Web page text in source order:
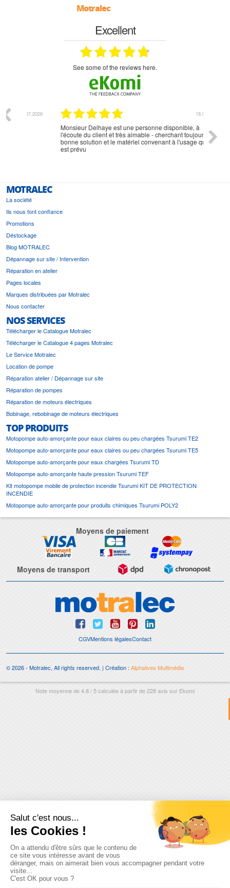
Motralec
Excellent
see some of the reviews here.
Monsieur Delhaye est une personne disponible, à
l'écoute du client et très aimable - cherchant toujours la
bonne solution et le matériel convenant à l'usage qui en
MOTRALEC
La société
Ils nous font confiance
Promotions
Déstockage
Blog MOTRALEC
Dépannage sur site / Intervention
Réparation en atelier
Pages locales
Marques distribuées par Motralec
Nous contacter
NOS SERVICES
Télécharger le Catalogue Motralec
Télécharger le Catalogue 4 pages Motralec
Le Service Motralec
Location de pompe
Réparation atelier / Dépannage sur site
Réparation de pompes
Réparation de moteurs électriques
Bobinage, rebobinage de moteurs électriques
TOP PRODUITS
Motopompe auto-amorçante pour eaux claires ou peu chargées Tsurumi TE2
Motopompe auto-amorçante pour eaux claires ou peu chargées Tsurumi TE5
Motopompe auto-amorçante pour eaux chargées Tsurumi TD
Motopompe auto-amorçante haute pression Tsurumi TEF
Kit motopompe mobile de protection incendie Tsurumi KIT DE PROTECTION
INCENDIE
Motopompe auto-amorçante pour produits chimiques Tsurumi POLY2
Moyens de paiement
Moyens de transport
CGVMentions légalesContact
© 2026 - Motralec, All rights reserved. | Création : Alphalives Multimédia
Note moyenne de4.8/5calculée à partir de228avis sur Ekomi